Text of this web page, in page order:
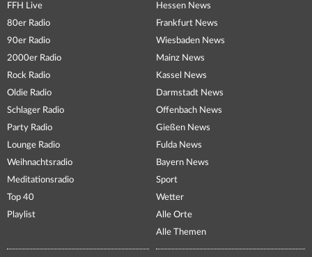
FFH Live
80er Radio
90er Radio
2000er Radio
Rock Radio
Oldie Radio
Schlager Radio
Party Radio
Lounge Radio
Weihnachtsradio
Meditationsradio
Top 40
Playlist
Hessen News
Frankfurt News
Wiesbaden News
Mainz News
Kassel News
Darmstadt News
Offenbach News
Gießen News
Fulda News
Bayern News
Sport
Wetter
Alle Orte
Alle Themen